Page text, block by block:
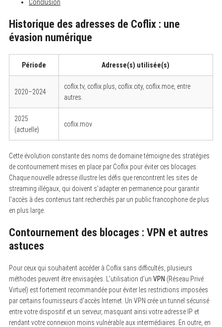
Conclusion
Historique des adresses de Coflix : une
évasion numérique
Période Adresse(s) utilisée(s)
2020–2024
coflix.tv, coflix.plus, coflix.city, coflix.moe, entre
autres.
2025
(actuelle)
coflix.mov
Cette évolution constante des noms de domaine témoigne des stratégies
de contournement mises en place par Coflix pour éviter ces blocages.
Chaque nouvelle adresse illustre les défis que rencontrent les sites de
streaming illégaux, qui doivent s’adapter en permanence pour garantir
l’accès à des contenus tant recherchés par un public francophone de plus
en plus large.
Contournement des blocages : VPN et autres
astuces
Pour ceux qui souhaitent accéder à Coflix sans difficultés, plusieurs
méthodes peuvent être envisagées. L’utilisation d’un VPN (Réseau Privé
Virtuel) est fortement recommandée pour éviter les restrictions imposées
par certains fournisseurs d’accès Internet. Un VPN crée un tunnel sécurisé
entre votre dispositif et un serveur, masquant ainsi votre adresse IP et
rendant votre connexion moins vulnérable aux intermédiaires. En outre, en